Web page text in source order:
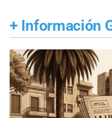
+ Información